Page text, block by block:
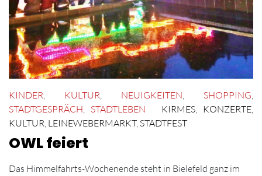
KINDER, KULTUR, NEUIGKEITEN, SHOPPING,
STADTGESPRÄCH, STADTLEBEN KIRMES, KONZERTE,
KULTUR, LEINEWEBERMARKT,STADTFEST
OWL feiert
Das Himmelfahrts-Wochenende steht in Bielefeld ganz im